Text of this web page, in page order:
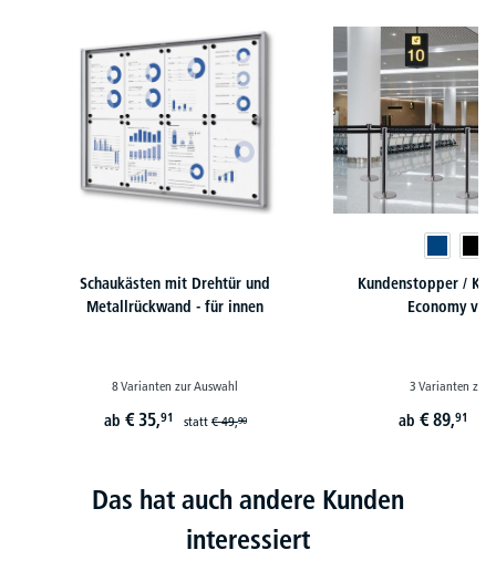
Schaukästen mit Drehtür und
Metallrückwand - für innen
8 Varianten zur Auswahl
ab € 35,91 statt€ 49,90
Kundenstopper /
Economy
3 Varianten zur
ab € 89,91
Das hat auch andere Kunden
interessiert